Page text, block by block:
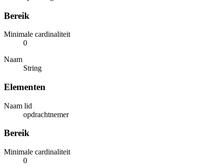
Bereik
Minimale cardinaliteit
0
Naam
String
Elementen
Naam lid
opdrachtnemer
Bereik
Minimale cardinaliteit
0